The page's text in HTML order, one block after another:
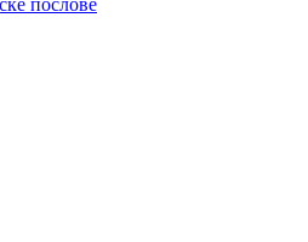
послове